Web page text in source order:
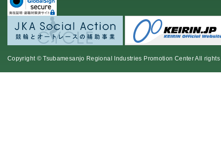
Copyright © Tsubamesanjo Regional Industries Promotion Center All